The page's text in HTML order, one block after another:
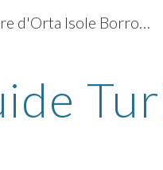
Guida Lago Maggiore d'Orta Isole Borromee Micaela